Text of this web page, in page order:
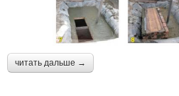
читать дальше →